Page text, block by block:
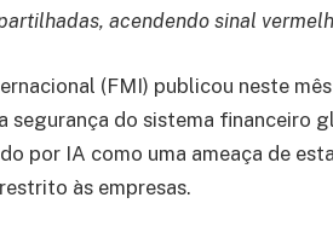
acendendo sinal
(FMI) publicou neste
segurança do sistema financeiro
por IA como uma ameaça de
às empresas.